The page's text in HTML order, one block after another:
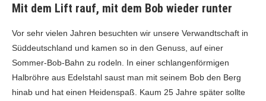
Mit dem Lift rauf, mit dem Bob wieder runter
Vor sehr vielen Jahren besuchten wir unsere Verwandtschaft in
Süddeutschland und kamen so in den Genuss, auf einer
Sommer-Bob-Bahn zu rodeln. In einer schlangenförmigen
Halbröhre aus Edelstahl saust man mit seinem Bob den Berg
hinab und hat einen Heidenspaß. Kaum 25 Jahre später sollte